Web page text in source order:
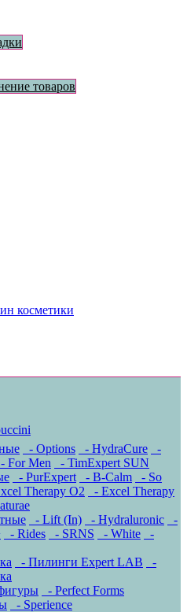
товаров
- Options - HydraCure
-
- For Men
- TimExpert SUN
- PurExpert - B-Calm
- So
Therapy O2
- Excel Therapy
- Lift (In) - Hydraluronic
-
- Rides - SRNS - White
-
- Пилинги Expert LAB
-
- Perfect Forms
- Sperience